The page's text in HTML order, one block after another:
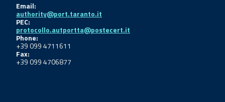
Email:
authority@port.taranto.it
PEC:
protocollo.autportta@postecert.it
Phone:
+39 099 4711611
Fax:
+39 099 4706877